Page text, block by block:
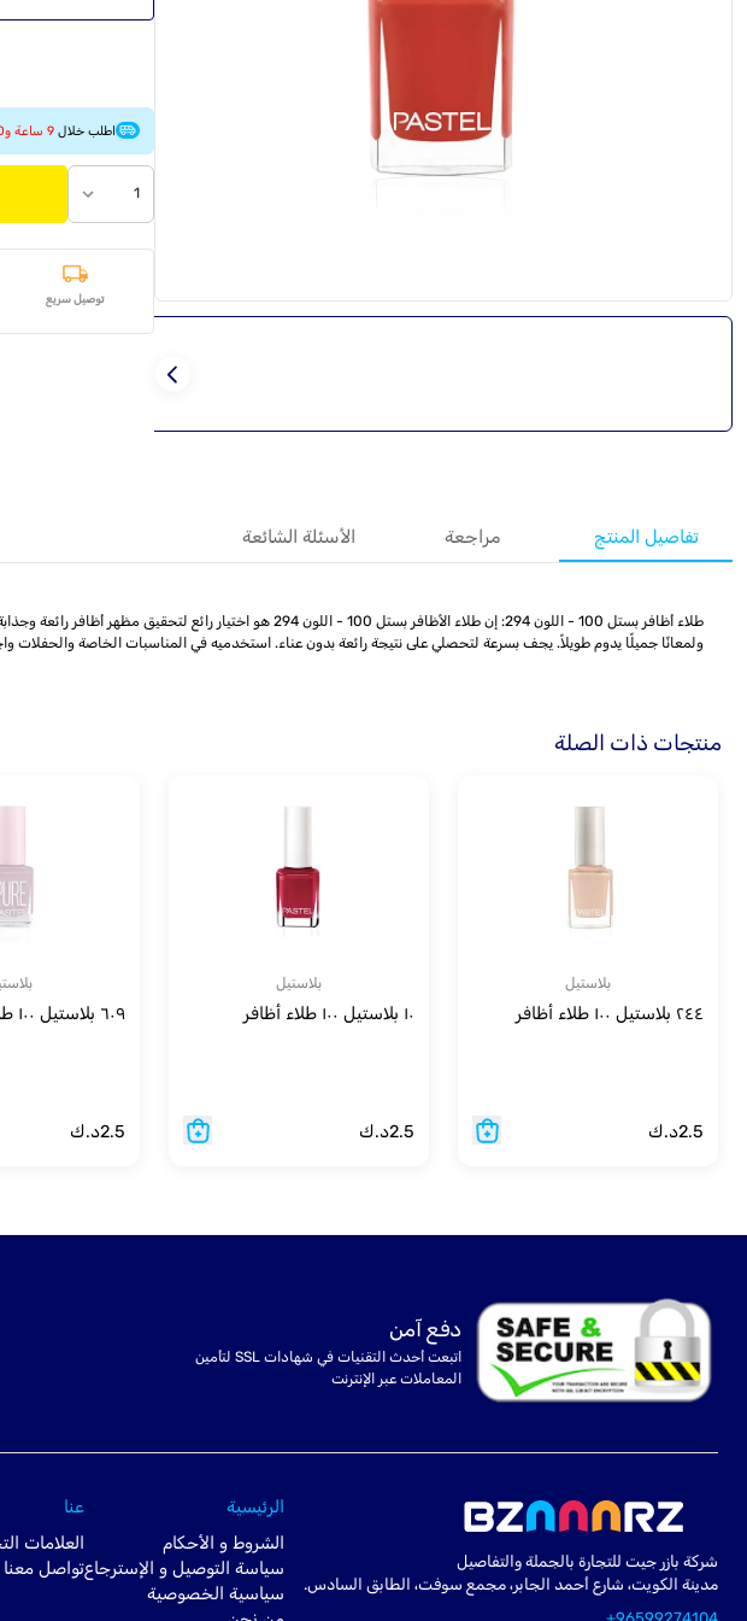
اطلب خلال9 ساعة و0 دقيقة
1
توصيل سريع
تفاصيل المنتج مراجعة الأسئلة الشائعة
طلاء أظافر بستل 100 - اللون 294: إن طلاء الأظافر بستل 100 -
ولمعانًا جميلًا يدوم طويلاً. يجف بسرعة لتحصلي على نتيجة رائعة بدون عناء. استخدميه في المناسبات الخاصة والحفلات واجعلي
منتجات ذات الصلة
بلاستيل
٢٤٤ بلاستيل ١٠٠ طلاء أظافر
2.5د.ك
بلاستيل
١٠ بلاستيل ١٠٠ طلاء أظافر
2.5د.ك
٦٠٩ بلاستيل ١٠٠ طلاء أظافر صافي
2.5د.ك
دفع آمن
اتبعت أحدث التقنيات في شهادات SSL لتأمين
المعاملات عبر الإنترنت
شركة بازر جيت للتجارة بالجملة والتفاصيل
مدينة الكويت، شارع أحمد الجابر، مجمع سوفت، الطابق السادس.
الرئيسية
الشروط و الأحكام
سياسة التوصيل و الإسترجاع
سياسية الخصوصية
عنا
العلامات
تواصل معنا